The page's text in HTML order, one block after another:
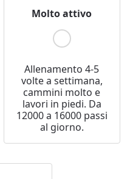
Molto attivo
Allenamento 4-5
volte a settimana,
cammini molto e
lavori in piedi. Da
12000 a 16000 passi
al giorno.